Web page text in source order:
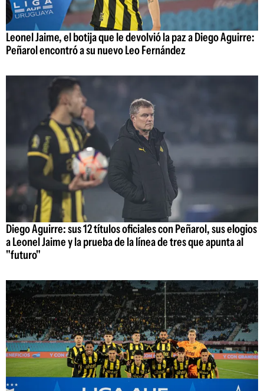
Leonel Jaime, el botija que le devolvió la paz a Diego Aguirre:
Peñarol encontró a su nuevo Leo Fernández
Diego Aguirre: sus 12 títulos oficiales con Peñarol, sus elogios
a Leonel Jaime y la prueba de la línea de tres que apunta al
"futuro"